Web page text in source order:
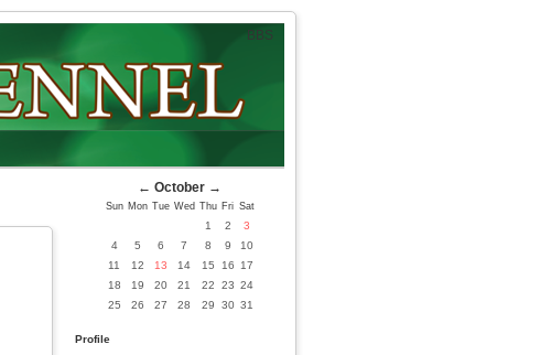
BBS
← October →
Sun Mon Tue Wed Thu Fri Sat
1 2
3
4
5 6 7 8 9
10
11
12 13 14 15 16
17
18
19 20 21 22 23 24
25
26 27 28 29 30 31
Profile